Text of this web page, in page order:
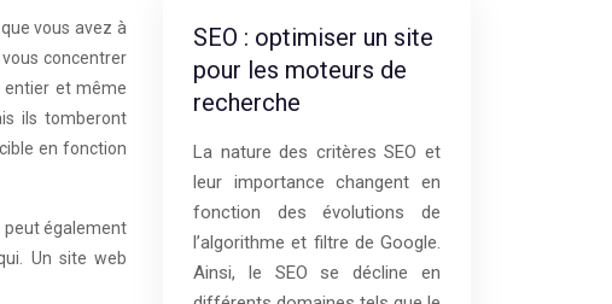
vous avez à
vous concentrer
entier et même
ils tomberont
en fonction
peut également
Un site web
SEO : optimiser un site
pour les moteurs de
recherche
La nature des critères SEO et
leur importance changent en
fonction des évolutions de
l’algorithme et filtre de Google.
Ainsi, le SEO se décline en